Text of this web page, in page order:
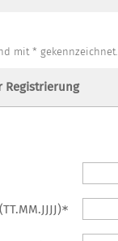
mit * gekennzeichnet.
Registrierung